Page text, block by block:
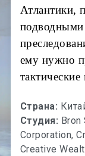
Атлантики,
ему нужно
Страна:
Студия: Bron
Corporation,
Creative